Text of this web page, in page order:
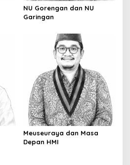
NU Gorengan dan NU
Garingan
Meuseuraya dan Masa
Depan HMI